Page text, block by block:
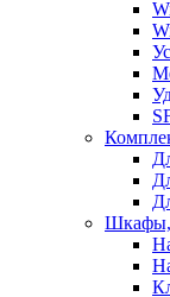
Шкафы,